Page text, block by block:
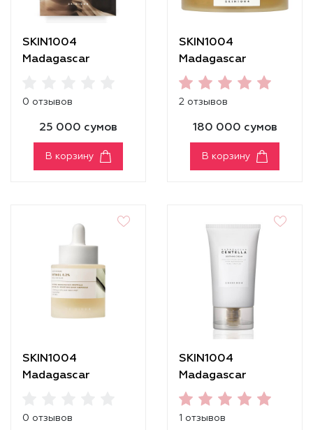
SKIN1004
Madagascar
0 отзывов
25 000 сумов
В корзину
SKIN1004
Madagascar
Centella Quick
Calming Pad
2 отзывов
180 000 сумов
В корзину
SKIN1004
Madagascar
0 отзывов
SKIN1004
Madagascar
Centella Soothing
Cream
1 отзывов